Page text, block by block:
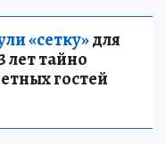
«сетку»для
лет тайно
гостей